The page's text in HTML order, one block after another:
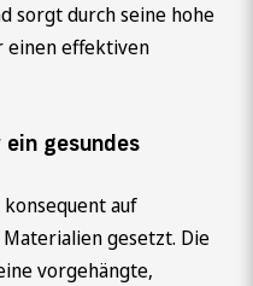
sorgt durch seine hohe
einen effektiven
ein gesundes
auf
gesetzt. Die
vorgehängte,